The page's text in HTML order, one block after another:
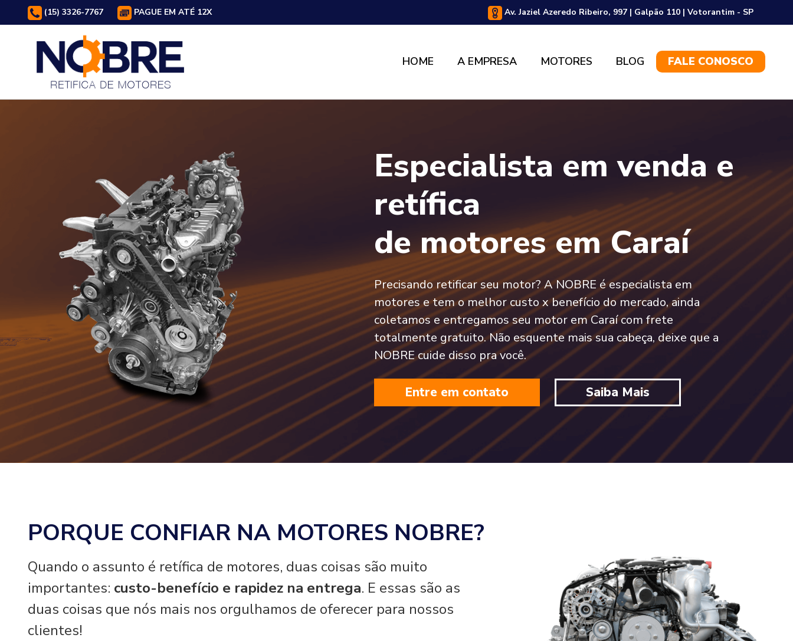
(15) 3326-7767 PAGUE EM ATÉ 12X Av. Jaziel Azeredo Ribeiro, 997 | Galpão 110 | Votorantim - SP
HOME A EMPRESA MOTORES BLOG FALE CONOSCO
Especialista em venda e
retífica
de motores em Caraí
Precisando retificar seu motor? A NOBRE é especialista em
motores e tem o melhor custo x benefício do mercado, ainda
coletamos e entregamos seu motor em Caraí com frete
totalmente gratuito. Não esquente mais sua cabeça, deixe que a
NOBRE cuide disso pra você.
Entre em contato Saiba Mais
PORQUE CONFIAR NA MOTORES NOBRE?
Quando o assunto é retífica de motores, duas coisas são muito
importantes: custo-benefício e rapidez na entrega. E essas são as
duas coisas que nós mais nos orgulhamos de oferecer para nossos
clientes!